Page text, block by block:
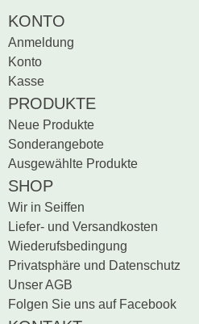
KONTO
Anmeldung
Konto
Kasse
PRODUKTE
Neue Produkte
Sonderangebote
Ausgewählte Produkte
SHOP
Wir in Seiffen
Liefer- und Versandkosten
Wiederufsbedingung
Privatsphäre und Datenschutz
Unser AGB
Folgen Sie uns auf Facebook